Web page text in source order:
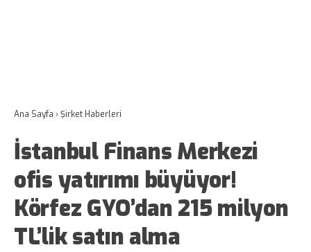
Ana Sayfa ›Şirket Haberleri
İstanbul Finans Merkezi
ofis yatırımı büyüyor!
Körfez GYO’dan 215 milyon
TL’lik satın alma